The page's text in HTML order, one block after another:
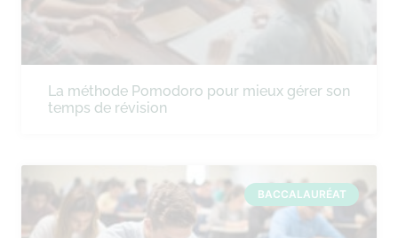
La méthode Pomodoro pour mieux gérer son
temps de révision
BACCALAURÉAT